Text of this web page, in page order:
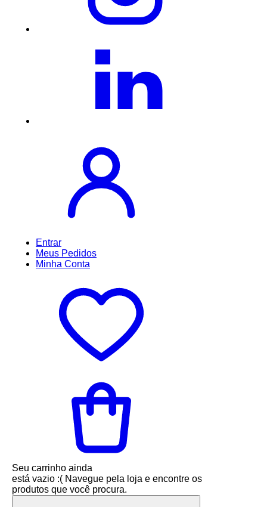
Entrar
Meus Pedidos
Minha Conta
Seu carrinho ainda
está vazio :( Navegue pela loja e encontre os
produtos que você procura.